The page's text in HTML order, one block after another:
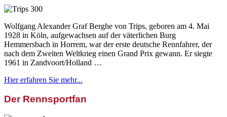
Wolfgang Alexander Graf Berghe von Trips, geboren am 4. Mai
1928 in Köln, aufgewachsen auf der väterlichen Burg
Hemmersbach in Horrem, war der erste deutsche Rennfahrer, der
nach dem Zweiten Weltkrieg einen Grand Prix gewann. Er siegte
1961 in Zandvoort/Holland …
Hier erfahren Sie mehr...
Der Rennsportfan